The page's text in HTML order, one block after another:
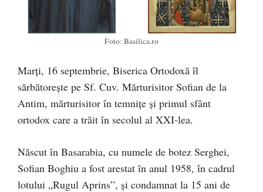
Foto: Basilica.ro
Marți, 16 septembrie, Biserica Ortodoxă îl
sărbătorește pe Sf. Cuv. Mărturisitor Sofian de la
Antim, mărturisitor în temnițe și primul sfânt
ortodox care a trăit în secolul al XXI-lea.
Născut în Basarabia, cu numele de botez Serghei,
Sofian Boghiu a fost arestat în anul 1958, în cadrul
lotului „Rugul Aprins”, și condamnat la 15 ani de